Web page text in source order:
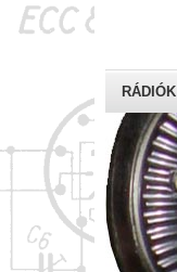
RÁDIÓK